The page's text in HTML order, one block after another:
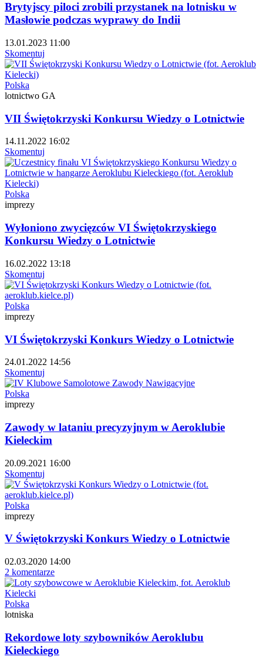
Brytyjscy piloci zrobili przystanek na lotnisku w
Masłowie podczas wyprawy do Indii
13.01.2023 11:00
Skomentuj
Polska
lotnictwo GA
VII Świętokrzyski Konkursu Wiedzy o Lotnictwie
14.11.2022 16:02
Skomentuj
Polska
imprezy
Wyłoniono zwycięzców VI Świętokrzyskiego
Konkursu Wiedzy o Lotnictwie
16.02.2022 13:18
Skomentuj
Polska
imprezy
VI Świętokrzyski Konkurs Wiedzy o Lotnictwie
24.01.2022 14:56
Skomentuj
Polska
imprezy
Zawody w lataniu precyzyjnym w Aeroklubie
Kieleckim
20.09.2021 16:00
Skomentuj
Polska
imprezy
V Świętokrzyski Konkurs Wiedzy o Lotnictwie
02.03.2020 14:00
2 komentarze
Polska
lotniska
Rekordowe loty szybowników Aeroklubu
Kieleckiego